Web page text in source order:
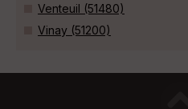
Venteuil (51480)
Vinay (51200)